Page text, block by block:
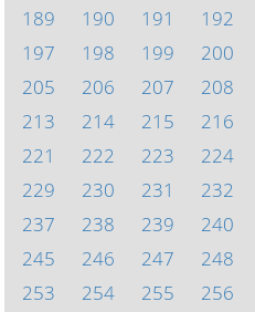
189
190 191 192
197
198 199 200
205
206 207 208
213
214 215 216
221
222 223 224
229
230 231 232
237
238 239 240
245
246 247 248
253
254 255 256